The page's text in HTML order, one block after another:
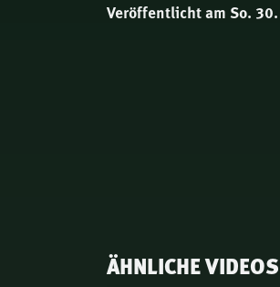
Veröffentlicht am So.
ÄHNLICHE VIDEOS